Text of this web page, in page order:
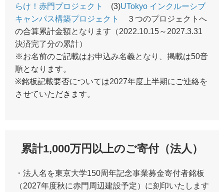
らけ！赤門プロジェクト
(3)UTokyo インクルーシブ
キャンパス構築プロジェクト
３つのプロジェクトへ
の合算累計金額となります（2022.10.15～2027.3.31
決済完了分の累計）
※お名前のご記載はお申込み名義となり、掲載は50音
順となります。
※銘板記載要否については2027年度上半期にご連絡を
させていただきます。
累計1,000万円以上のご寄付（法人）
・法人名を東京大学150周年記念事業募金寄付者銘板
（2027年度秋に赤門周辺建設予定）に刻印いたします